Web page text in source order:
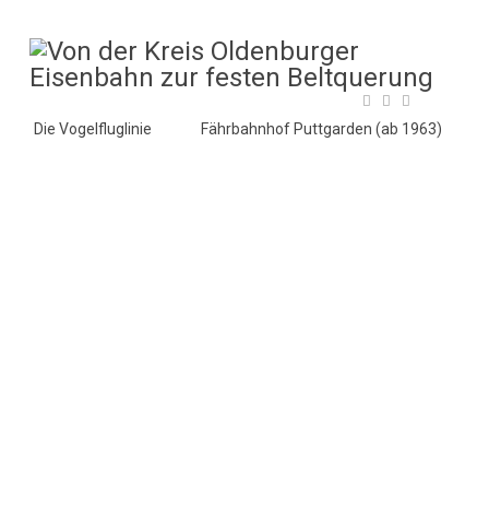
Die Vogelfluglinie Fährbahnhof Puttgarden (ab 1963)